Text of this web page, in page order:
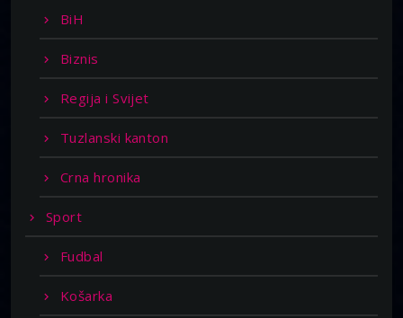
BiH
Biznis
Regija i Svijet
Tuzlanski kanton
Crna hronika
Sport
Fudbal
Košarka